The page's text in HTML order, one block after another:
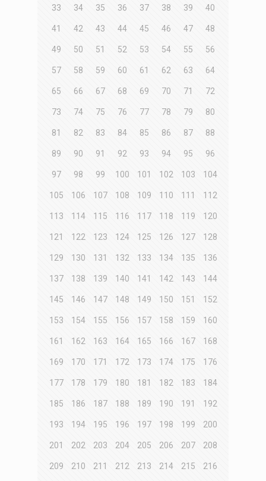
33 34 35 36 37 38 39 40
41 42 43 44 45 46 47 48
49 50 51 52 53 54 55 56
57 58 59 60 61 62 63 64
65 66 67 68 69 70 71 72
73 74 75 76 77 78 79 80
81 82 83 84 85 86 87 88
89 90 91 92 93 94 95 96
97 98 99 100 101 102 103 104
105 106 107 108 109 110 111 112
113 114 115 116 117 118 119 120
121 122 123 124 125 126 127 128
129 130 131 132 133 134 135 136
137 138 139 140 141 142 143 144
145 146 147 148 149 150 151 152
153 154 155 156 157 158 159 160
161 162 163 164 165 166 167 168
169 170 171 172 173 174 175 176
177 178 179 180 181 182 183 184
185 186 187 188 189 190 191 192
193 194 195 196 197 198 199 200
201 202 203 204 205 206 207 208
209 210 211 212 213 214 215 216